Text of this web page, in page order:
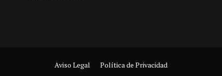
Aviso Legal
Política de Privacidad